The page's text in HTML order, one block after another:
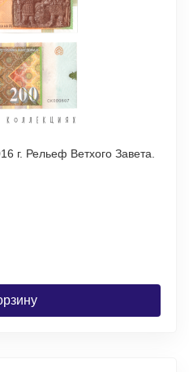
г. Рельеф Ветхого Завета.